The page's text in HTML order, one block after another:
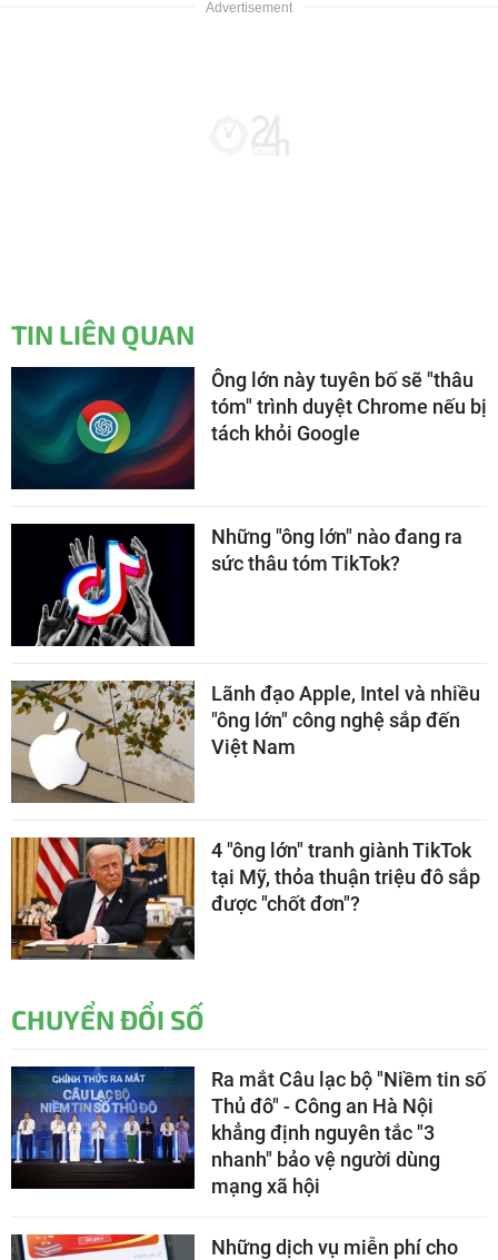
TIN LIÊN QUAN
Ông lớn này tuyên bố sẽ "thâu
tóm" trình duyệt Chrome nếu bị
tách khỏi Google
Những "ông lớn" nào đang ra
sức thâu tóm TikTok?
Lãnh đạo Apple, Intel và nhiều
"ông lớn" công nghệ sắp đến
Việt Nam
4 "ông lớn" tranh giành TikTok
tại Mỹ, thỏa thuận triệu đô sắp
được "chốt đơn"?
CHUYỂN ĐỔI SỐ
Ra mắt Câu lạc bộ "Niềm tin số
Thủ đô" - Công an Hà Nội
khẳng định nguyên tắc "3
nhanh" bảo vệ người dùng
mạng xã hội
Những dịch vụ miễn phí cho